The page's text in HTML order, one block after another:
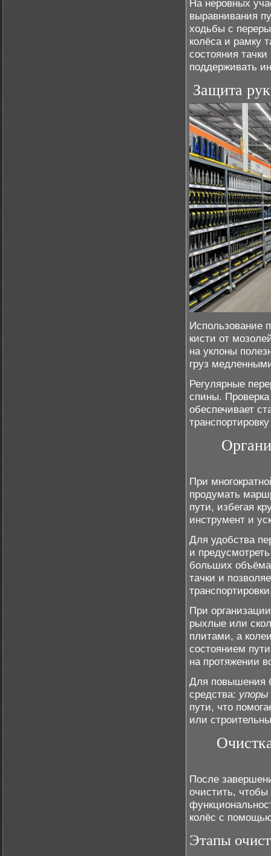
На неровных
выравнивания
ходьбы с
колёса и рамку
состояния
поддерживать
Защита
Использование
кисти от
на уклоны
груз
Регулярные
спины. Проверка
обеспечивает
При
продумать
пути, избегая
инструмент и
Для удобства
и
больших
тачки и
При
рыхлые или
плитами, а
состоянием
на протяжении
Для повышения
средства: упоры
пути, что
или
После
очистить,
колёс с
Этапы